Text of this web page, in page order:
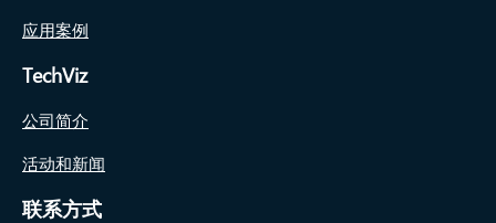
应用案例
TechViz
公司简介
活动和新闻
联系方式